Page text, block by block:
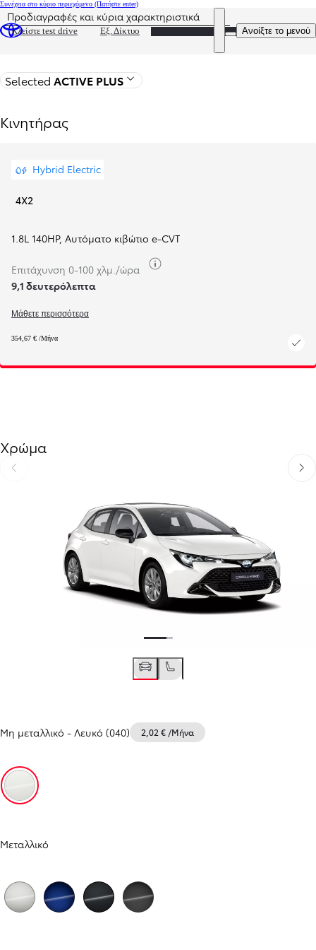
Συνέχεια στο κύριο περιεχόμενο (Πατήστε enter)
Κλείστε test drive Εξ. Δίκτυο
DEALER NAME
Ανοίξτε το μενού
Η τιμή ενημερώθηκε Η τιμή της διαμόρφωσής σας είναι 0
Προδιαγραφές και κύρια χαρακτηριστικά
Selected ACTIVE PLUS
Κινητήρας
Hybrid Electric
4X2
1.8L 140HP, Αυτόματο κιβώτιο e-CVT
Επιτάχυνση 0-100 χλμ./ώρα
9,1 δευτερόλεπτα
Μάθετε περισσότερα
354,67 € /Μήνα
Χρώμα
Προηγούμενο
Μη μεταλλικό - Λευκό (040) 2,02 € /Μήνα
Λευκό (040)
Μεταλλικό